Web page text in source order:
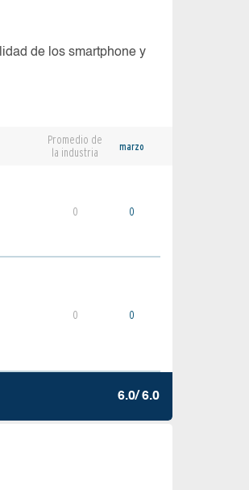
de los smartphone y
Promedio de
la industria
marzo
0 0
0 0
6.0/ 6.0